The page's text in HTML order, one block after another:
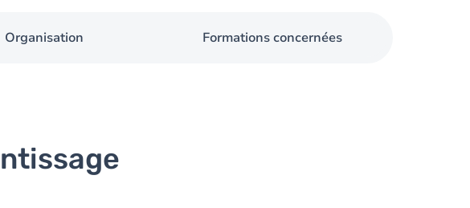
Organisation Formations concernées